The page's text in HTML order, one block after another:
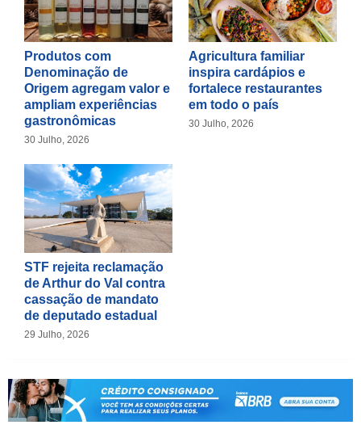
Produtos com
Denominação de
Origem agregam valor e
ampliam experiências
gastronômicas
30 Julho, 2026
Agricultura familiar
inspira cardápios e
fortalece restaurantes
em todo o país
30 Julho, 2026
STF rejeita reclamação
de Arthur do Val contra
cassação de mandato
de deputado estadual
29 Julho, 2026